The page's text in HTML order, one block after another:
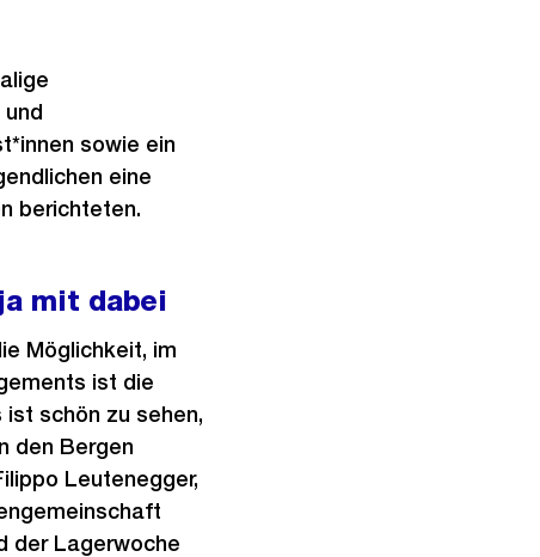
sowie ein
eine
berichteten.
mit dabei
Möglichkeit, im
ist die
schön zu sehen,
den Bergen
Leutenegger,
der Lagerwoche